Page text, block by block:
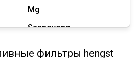
Mg
Ssangyong
фильтры hengst